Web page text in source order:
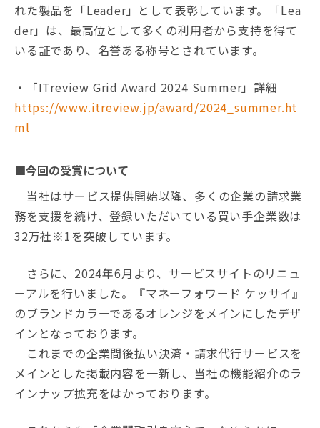
れた製品を「Leader」として表彰しています。「Lea
der」は、最高位として多くの利用者から支持を得て
いる証であり、名誉ある称号とされています。
・「ITreview Grid Award 2024 Summer」詳細
https://www.itreview.jp/award/2024_summer.ht
ml
■今回の受賞について
当社はサービス提供開始以降、多くの企業の請求業
務を支援を続け、登録いただいている買い手企業数は
32万社※1を突破しています。
さらに、2024年6月より、サービスサイトのリニュ
ーアルを行いました。『マネーフォワード ケッサイ』
のブランドカラーであるオレンジをメインにしたデザ
インとなっております。
これまでの企業間後払い決済・請求代行サービスを
メインとした掲載内容を一新し、当社の機能紹介のラ
インナップ拡充をはかっております。